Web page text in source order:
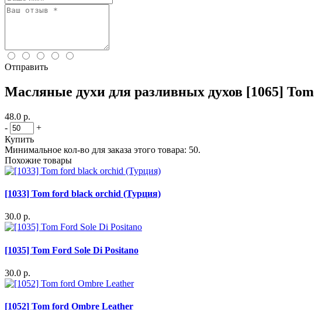
Отправить
Масляные духи для разливных духов [1065]
48.0 р.
-
+
Купить
Минимальное кол-во для заказа этого товара: 50.
Похожие товары
[1033] Tom ford black orchid (Турция)
30.0 р.
[1035] Tom Ford Sole Di Positano
30.0 р.
[1052] Tom ford Ombre Leather